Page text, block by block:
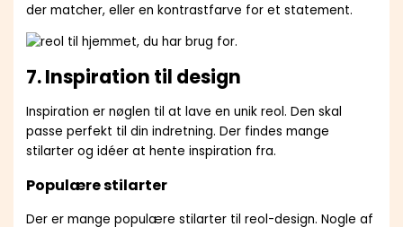
der matcher, eller en kontrastfarve for et statement.
, du har brug for.
7. Inspiration til design
Inspiration er nøglen til at lave en unik reol. Den skal
passe perfekt til din indretning. Der findes mange
stilarter og idéer at hente inspiration fra.
Populære stilarter
Der er mange populære stilarter til reol-design. Nogle af